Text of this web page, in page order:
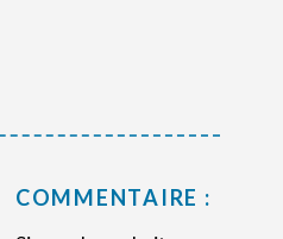
COMMENTAIRE :